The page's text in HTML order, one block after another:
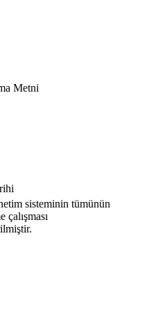
Metni
sisteminin tümünün
çalışması